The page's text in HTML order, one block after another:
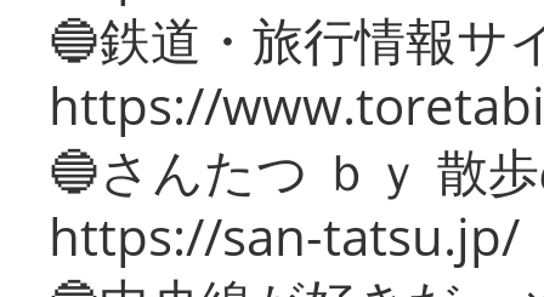
🔵鉄道・旅行情報サ
https://
🔵さんたつ ｂｙ 散
https://san-tatsu.jp/